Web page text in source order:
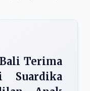
Terima
Suardika